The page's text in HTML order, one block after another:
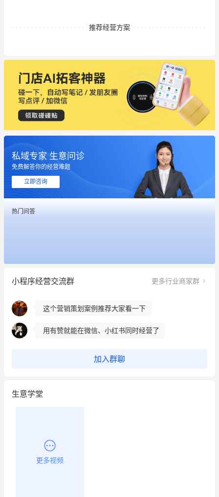
推荐经营方案
私域专家 生意问诊
免费解答你的经营难题
立即咨询
热门问答
小程序经营交流群 更多行业商家群
这个营销策划案例推荐大家看一下
用有赞就能在微信、小红书同时经营了
冰墩墩货源充足需要的联系我
这个营销策划案例推荐大家看一下
用有赞就能在微信、小红书同时经营了
餐饮也得靠私域和服务提高竞争力
加入群聊
生意学堂
更多视频